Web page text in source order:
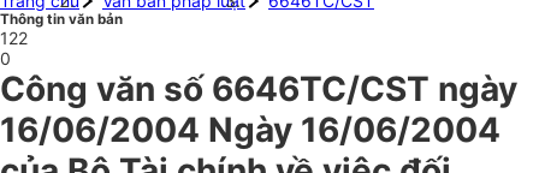
Thông tin văn bản
122
0
Công văn số 6646TC/CST ngày
16/06/2004 Ngày 16/06/2004